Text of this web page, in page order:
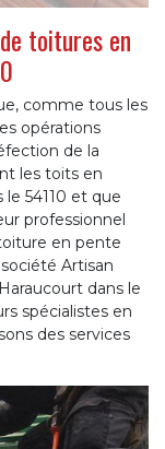
toitures en
comme tous les
opérations
de la
les toits en
54110 et que
professionnel
en pente
Artisan
dans le
spécialistes en
des services